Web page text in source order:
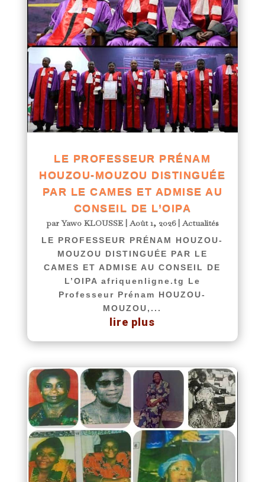
LE PROFESSEUR PRÉNAM
HOUZOU-MOUZOU DISTINGUÉE
PAR LE CAMES ET ADMISE AU
CONSEIL DE L’OIPA
parYawo KLOUSSE|Août 1, 2026|Actualités
LE PROFESSEUR PRÉNAM HOUZOU-
MOUZOU DISTINGUÉE PAR LE
CAMES ET ADMISE AU CONSEIL DE
L’OIPA afriquenligne.tg Le
Professeur Prénam HOUZOU-
MOUZOU,...
lire plus